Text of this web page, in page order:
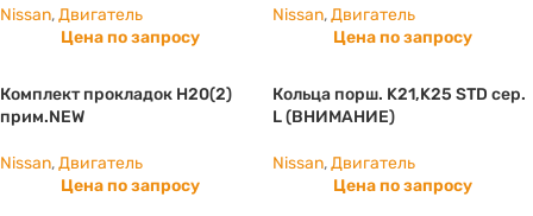
Nissan,Двигатель
Цена по запросу
Nissan,Двигатель
Цена по запросу
Комплект прокладок H20(2)
прим.NEW
Nissan,Двигатель
Цена по запросу
Кольца порш. K21,K25 STD сер.
L (ВНИМАНИЕ)
Nissan,Двигатель
Цена по запросу